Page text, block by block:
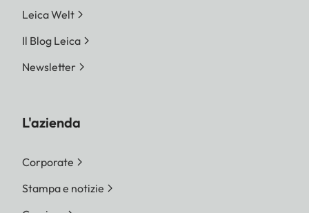
Leica Welt
Il Blog Leica
Newsletter
L'azienda
Corporate
Stampa e notizie